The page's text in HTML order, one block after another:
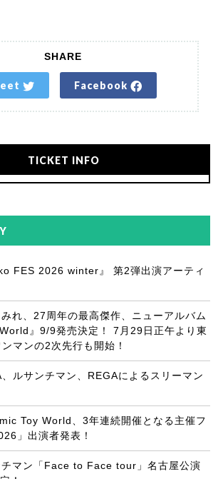
SHARE
Facebook
TICKET INFO
FES 2026 winter』 第2弾出演アーティ
れ、27周年の最高傑作、ニューアルバム
』9/9発売決定！ 7月29日正午より東
マンの2次先行も開始！
、ルサンチマン、REGAによるスリーマン
Toy World、3年連続開催となる主催フ
」出演者発表！
チマン「Face to Face tour」名古屋公演